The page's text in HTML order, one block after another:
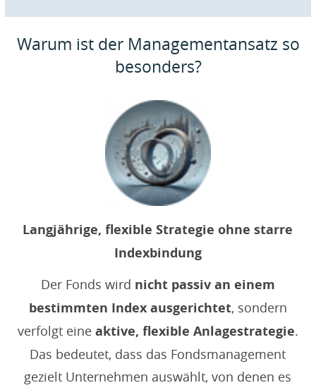
Warum ist der Managementansatz so
besonders?
Langjährige, flexible Strategie ohne starre
Indexbindung
Der Fonds wird nicht passiv an einem
bestimmten Index ausgerichtet, sondern
verfolgt eine aktive, flexible Anlagestrategie.
Das bedeutet, dass das Fondsmanagement
gezielt Unternehmen auswählt, von denen es